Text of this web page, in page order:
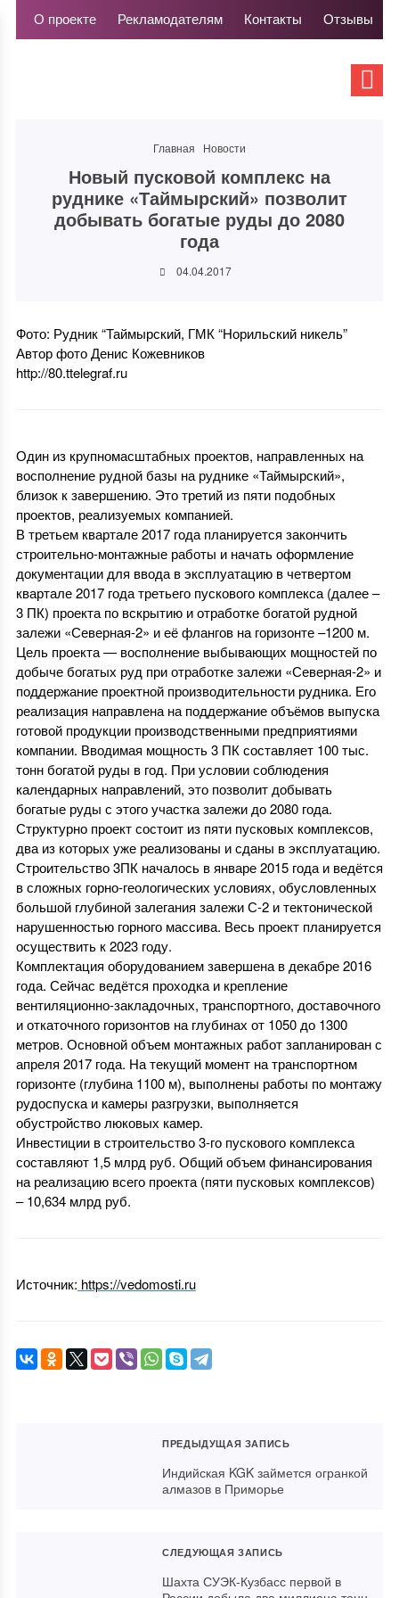
О проекте Рекламодателям Контакты Отзывы
Главная Новости
Новый пусковой комплекс на
руднике «Таймырский» позволит
добывать богатые руды до 2080
года
04.04.2017
Фото: Рудник “Таймырский, ГМК “Норильский никель”
Автор фото Денис Кожевников
http://80.ttelegraf.ru
Один из крупномасштабных проектов, направленных на
восполнение рудной базы на руднике «Таймырский»,
близок к завершению. Это третий из пяти подобных
проектов, реализуемых компанией.
В третьем квартале 2017 года планируется закончить
строительно-монтажные работы и начать оформление
документации для ввода в эксплуатацию в четвертом
квартале 2017 года третьего пускового комплекса (далее –
3 ПК) проекта по вскрытию и отработке богатой рудной
залежи «Северная-2» и её флангов на горизонте –1200 м.
Цель проекта — восполнение выбывающих мощностей по
добыче богатых руд при отработке залежи «Северная-2» и
поддержание проектной производительности рудника. Его
реализация направлена на поддержание объёмов выпуска
готовой продукции производственными предприятиями
компании. Вводимая мощность 3 ПК составляет 100 тыс.
тонн богатой руды в год. При условии соблюдения
календарных направлений, это позволит добывать
богатые руды с этого участка залежи до 2080 года.
Структурно проект состоит из пяти пусковых комплексов,
два из которых уже реализованы и сданы в эксплуатацию.
Строительство 3ПК началось в январе 2015 года и ведётся
в сложных горно-геологических условиях, обусловленных
большой глубиной залегания залежи С-2 и тектонической
нарушенностью горного массива. Весь проект планируется
осуществить к 2023 году.
Комплектация оборудованием завершена в декабре 2016
года. Сейчас ведётся проходка и крепление
вентиляционно-закладочных, транспортного, доставочного
и откаточного горизонтов на глубинах от 1050 до 1300
метров. Основной объем монтажных работ запланирован с
апреля 2017 года. На текущий момент на транспортном
горизонте (глубина 1100 м), выполнены работы по монтажу
рудоспуска и камеры разгрузки, выполняется
обустройство люковых камер.
Инвестиции в строительство 3-го пускового комплекса
составляют 1,5 млрд руб. Общий объем финансирования
на реализацию всего проекта (пяти пусковых комплексов)
– 10,634 млрд руб.
Источник: https://vedomosti.ru
ПРЕДЫДУЩАЯ ЗАПИСЬ
Индийская KGK займется огранкой
алмазов в Приморье
СЛЕДУЮЩАЯ ЗАПИСЬ
Шахта СУЭК-Кузбасс первой в